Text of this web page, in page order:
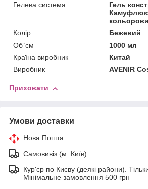
Гелева система
Гель
Колір
Бежевий
Об`єм
1000 мл
Країна виробник
Китай
Виробник
AVENIR
Приховати
Умови доставки
Нова Пошта
Самовивіз (м. Київ)
Кур'єр по Києву (деякі райони).
Мінімальне замовлення 500 грн